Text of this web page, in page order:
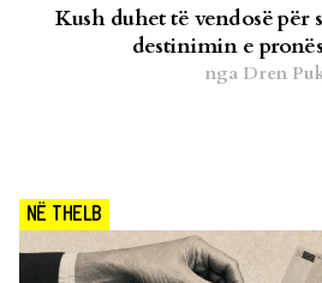
Kush duhet të vendosë
destinimin e
nga Dren
NË THELB